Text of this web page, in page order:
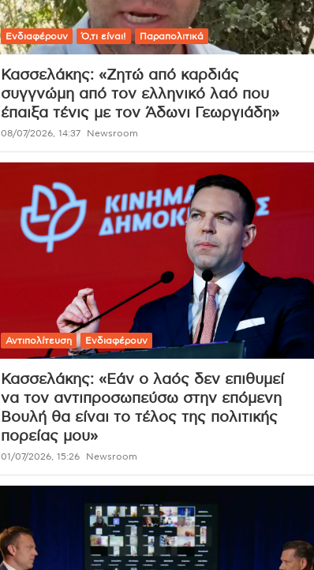
Ενδιαφέρουν Ό,τι είναι! Παραπολιτικά
Κασσελάκης: «Ζητώ από καρδιάς
συγγνώμη από τον ελληνικό λαό που
έπαιξα τένις με τον Άδωνι Γεωργιάδη»
08/07/2026, 14:37 Newsroom
Αντιπολίτευση Ενδιαφέρουν
Κασσελάκης: «Εάν ο λαός δεν επιθυμεί
να τον αντιπροσωπεύσω στην επόμενη
Βουλή θα είναι το τέλος της πολιτικής
πορείας μου»
01/07/2026, 15:26 Newsroom